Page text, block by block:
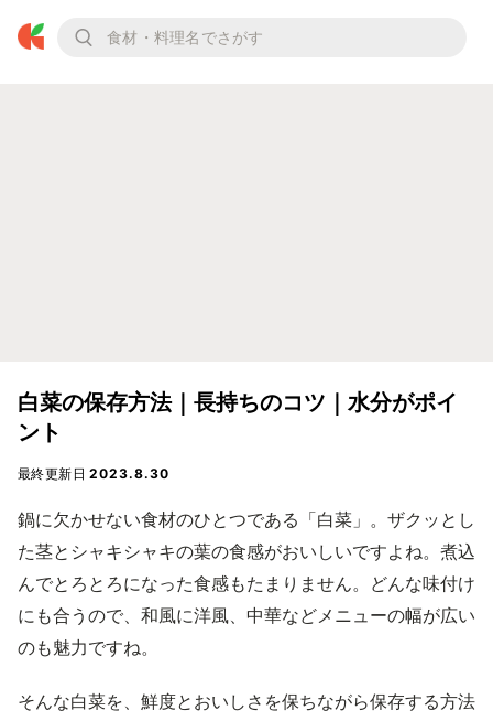
白菜の保存方法｜長持ちのコツ｜水分がポイ
ント
最終更新日2023.8.30
鍋に欠かせない食材のひとつである「白菜」。ザクッとし
た茎とシャキシャキの葉の食感がおいしいですよね。煮込
んでとろとろになった食感もたまりません。どんな味付け
にも合うので、和風に洋風、中華などメニューの幅が広い
のも魅力ですね。
そんな白菜を、鮮度とおいしさを保ちながら保存する方法